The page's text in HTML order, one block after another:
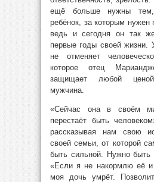
ещё больше нужны
ребёнок, за которым нужен
ведь и сегодня он так
первые годы своей жизни.
не отменяет
которое отец
защищает любой
мужчина.
«Сейчас она в своём
перестаёт быть
рассказывая нам свою
своей семьи, от которой
быть сильной. Нужно быть
«Если я не накормлю её
моя дочь умрёт.